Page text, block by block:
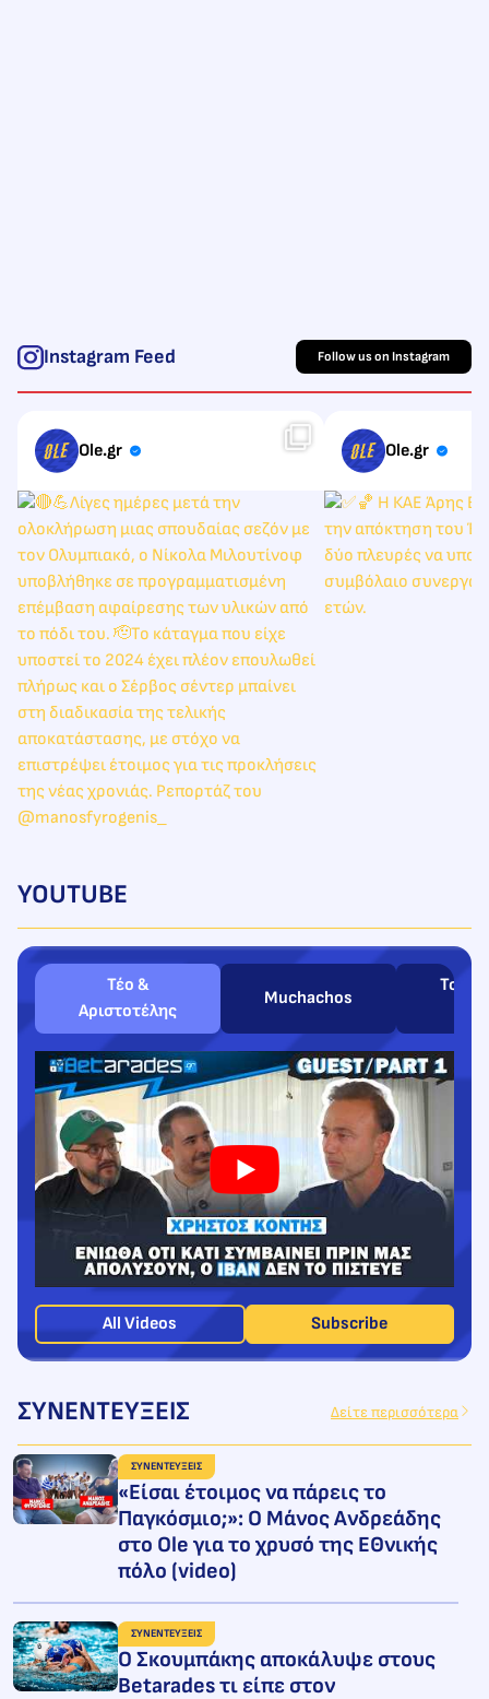
Instagram Feed Follow us on Instagram
Ole.gr Ole.gr
YOUTUBE
Τέο &
Αριστοτέλης
Muchachos
All Videos Subscribe
ΣΥΝΕΝΤΕΥΞΕΙΣ Δείτε περισσότερα
ΣΥΝΕΝΤΕΥΞΕΙΣ
«Είσαι έτοιμος να πάρεις το
Παγκόσμιο;»: Ο Μάνος Ανδρεάδης
στο Ole για το χρυσό της ΕΘνικής
πόλο (video)
ΣΥΝΕΝΤΕΥΞΕΙΣ
Ο Σκουμπάκης αποκάλυψε στους
Betarades τι είπε στον